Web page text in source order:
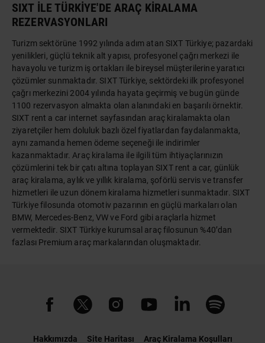
SIXT İLE TÜRKİYE'DE ARAÇ KİRALAMA
REZERVASYONLARI
Turizm sektörüne 1992 yılında adım atan SIXT Türkiye; pazardaki
yenilikleri, güçlü teknik alt yapısı, profesyonel çağrı merkezi ile
havayolu ve turizm iş ortakları ile bireysel müşterilerine yaratıcı
çözümler sunmaktadır. SIXT Türkiye, sektördeki ilk profesyonel
çağrı merkezini 2004 yılında hayata geçirmiş ve bugün günde
1100 rezervasyon almakta olan alanındaki en başarılı örnektir.
SIXT rent a car internet sayfasından araç kiralamakta olan
ziyaretçiler hem doluluk bazlı özel fiyatlardan faydalanmakta,
aynı zamanda hemen ödeme seçeneği ile indirimler
kazanmaktadır. Araç kiralama ile ilgili tüm ihtiyaçlarınızın
çözümlerini tek bir çatı altına toplayan SIXT rent a car, günlük
araç kiralama, aylık ve yıllık kiralama, şoförlü servis ve transfer
hizmetleri ile uzun dönem kiralama hizmetleri sunmaktadır. SIXT
Türkiye filosunda otomotiv pazarının en güçlü markaları olan
BMW, Mercedes-Benz, VW ve Ford gibi araçlarla hizmet
vermektedir. SIXT Türkiye kurumsal araç filosunun %40’dan
fazlası Premium araç markalarından oluşmaktadır.
Hakkımızda Site Haritası Araç Kiralama Koşulları